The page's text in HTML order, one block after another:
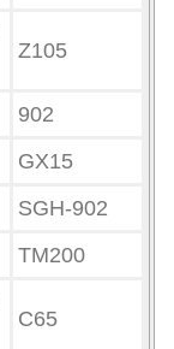
Z105
902
GX15
SGH-902
TM200
C65